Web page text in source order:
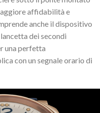
affidabilità e
anche il dispositivo
dei secondi
una perfetta
con un segnale orario di